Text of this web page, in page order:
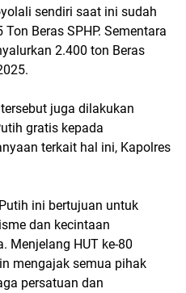
sendiri saat ini sudah
Beras SPHP. Sementara
2.400 ton Beras
juga dilakukan
gratis kepada
terkait hal ini, Kapolres
ini bertujuan untuk
dan kecintaan
Menjelang HUT ke-80
mengajak semua pihak
persatuan dan